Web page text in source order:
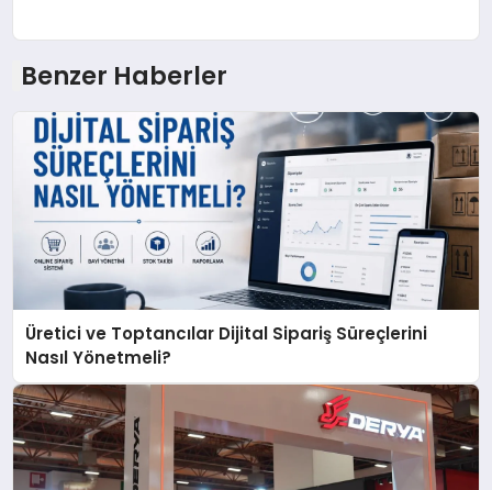
Benzer Haberler
Üretici ve Toptancılar Dijital Sipariş Süreçlerini
Nasıl Yönetmeli?